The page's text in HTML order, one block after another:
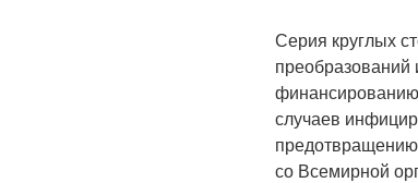
Серия круглых
преобразований
случаев
со Всемирной